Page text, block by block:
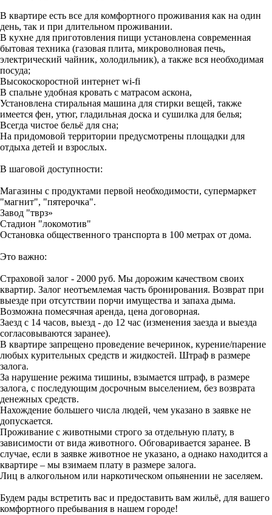
В квартире есть все для комфортного проживания как на один
день, так и при длительном проживании.
В кухне для приготовления пищи установлена современная
бытовая техника (газовая плита, микроволновая печь,
электрический чайник, холодильник), а также вся необходимая
посуда;
Высокоскоростной интернет wi-fi
В спальне удобная кровать с матрасом аскона,
Установлена стиральная машина для стирки вещей, также
имеется фен, утюг, гладильная доска и сушилка для белья;
Всегда чистое бельё для сна;
На придомовой территории предусмотрены площадки для
отдыха детей и взрослых.
В шаговой доступности:
Магазины с продуктами первой необходимости, супермаркет
"магнит", "пятерочка".
Завод "тврз»
Стадион "локомотив"
Остановка общественного транспорта в 100 метрах от дома.
Это важно:
Страховой залог - 2000 руб. Мы дорожим качеством своих
квартир. Залог неотъемлемая часть бронирования. Возврат при
выезде при отсутствии порчи имущества и запаха дыма.
Возможна помесячная аренда, цена договорная.
Заезд с 14 часов, выезд - до 12 час (изменения заезда и выезда
согласовываются заранее).
В квартире запрещено проведение вечеринок, курение/парение
любых курительных средств и жидкостей. Штраф в размере
залога.
За нарушение режима тишины, взымается штраф, в размере
залога, с последующим досрочным выселением, без возврата
денежных средств.
Нахождение большего числа людей, чем указано в заявке не
допускается.
Проживание с животными строго за отдельную плату, в
зависимости от вида животного. Обговаривается заранее. В
случае, если в заявке животное не указано, а однако находится а
квартире – мы взимаем плату в размере залога.
Лиц в алкогольном или наркотическом опьянении не заселяем.
Будем рады встретить вас и предоставить вам жильё, для вашего
комфортного пребывания в нашем городе!